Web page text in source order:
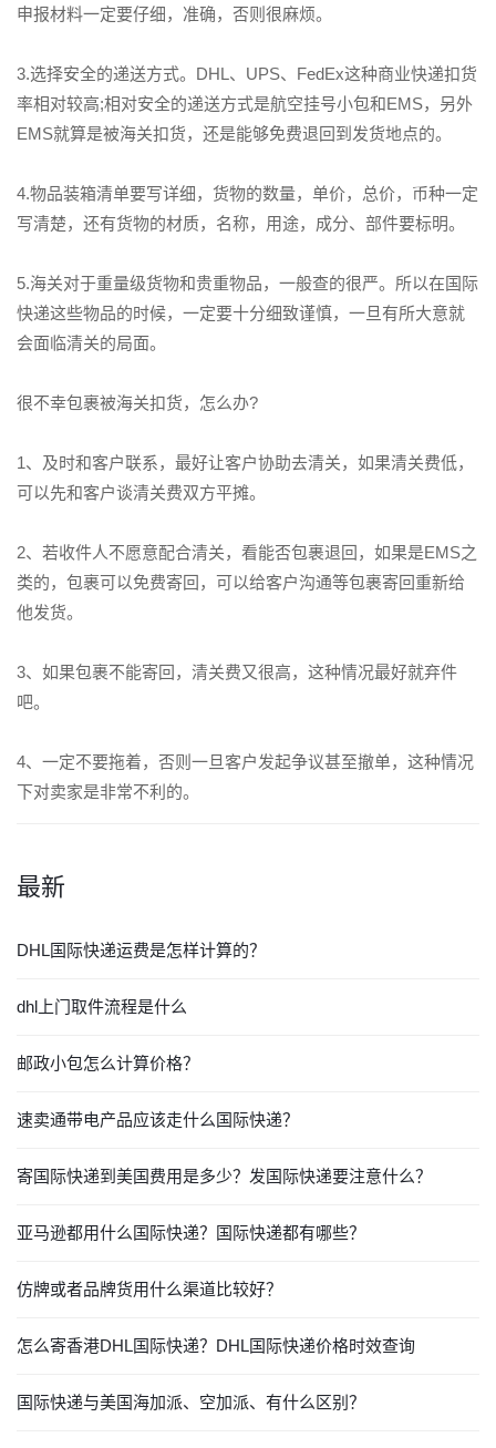
申报材料一定要仔细，准确，否则很麻烦。
3.选择安全的递送方式。DHL、UPS、FedEx这种商业快递扣货
率相对较高;相对安全的递送方式是航空挂号小包和EMS，另外
EMS就算是被海关扣货，还是能够免费退回到发货地点的。
4.物品装箱清单要写详细，货物的数量，单价，总价，币种一定
写清楚，还有货物的材质，名称，用途，成分、部件要标明。
5.海关对于重量级货物和贵重物品，一般查的很严。所以在国际
快递这些物品的时候，一定要十分细致谨慎，一旦有所大意就
会面临清关的局面。
很不幸包裹被海关扣货，怎么办?
1、及时和客户联系，最好让客户协助去清关，如果清关费低，
可以先和客户谈清关费双方平摊。
2、若收件人不愿意配合清关，看能否包裹退回，如果是EMS之
类的，包裹可以免费寄回，可以给客户沟通等包裹寄回重新给
他发货。
3、如果包裹不能寄回，清关费又很高，这种情况最好就弃件
吧。
4、一定不要拖着，否则一旦客户发起争议甚至撤单，这种情况
下对卖家是非常不利的。
最新
DHL国际快递运费是怎样计算的？
dhl上门取件流程是什么
邮政小包怎么计算价格？
速卖通带电产品应该走什么国际快递？
寄国际快递到美国费用是多少？发国际快递要注意什么？
亚马逊都用什么国际快递？国际快递都有哪些？
仿牌或者品牌货用什么渠道比较好？
怎么寄香港DHL国际快递？DHL国际快递价格时效查询
国际快递与美国海加派、空加派、有什么区别？